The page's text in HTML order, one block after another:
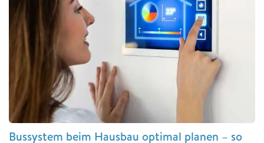
Bussystem beim Hausbau optimal planen – so